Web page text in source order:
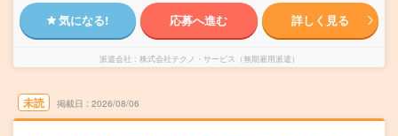
気になる! 応募へ進む 詳しく見る
派遣会社 株式会社テクノ・サービス（無期雇用派遣）
未読 掲載日 2026/08/06